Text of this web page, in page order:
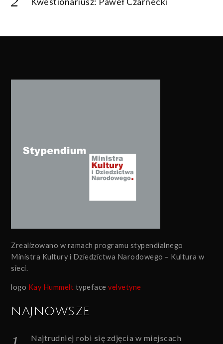
Zrealizowano w ramach programu stypendialnego
Ministra Kultury i Dziedzictwa Narodowego – Kultura w
sieci.
logo Kay Hummelt typefacevelvetyne
NAJNOWSZE
Najtrudniej robi się zdjęcia w miejscach